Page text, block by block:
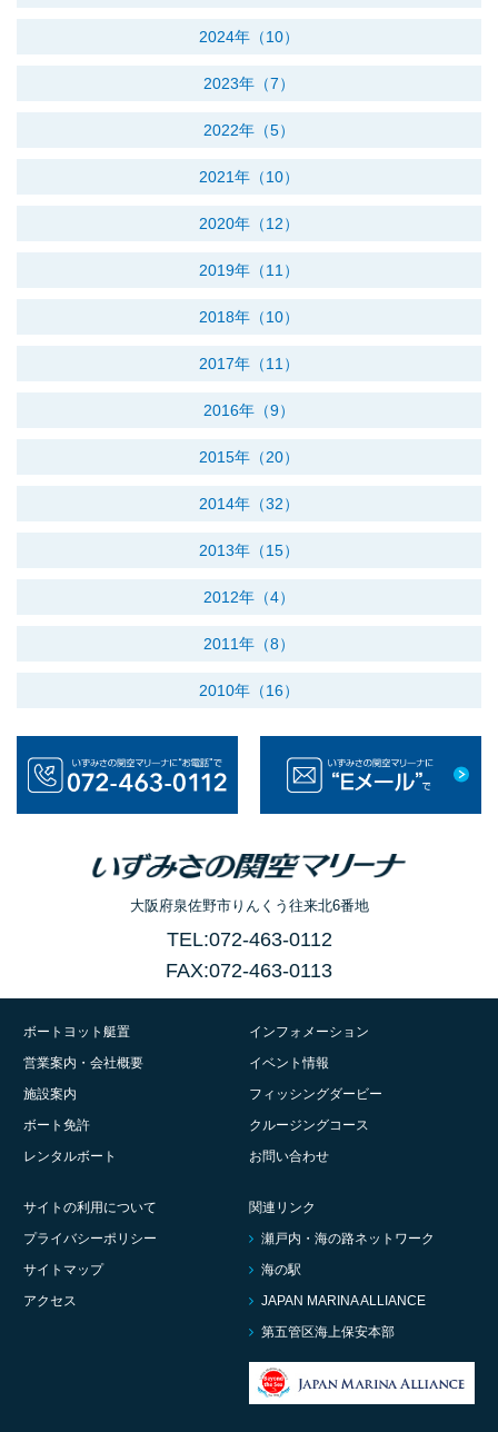
2024年（10）
2023年（7）
2022年（5）
2021年（10）
2020年（12）
2019年（11）
2018年（10）
2017年（11）
2016年（9）
2015年（20）
2014年（32）
2013年（15）
2012年（4）
2011年（8）
2010年（16）
大阪府泉佐野市りんくう往来北6番地
TEL:072-463-0112
FAX:072-463-0113
ボートヨット艇置
営業案内・会社概要
施設案内
ボート免許
レンタルボート
インフォメーション
イベント情報
フィッシングダービー
クルージングコース
お問い合わせ
サイトの利用について
プライバシーポリシー
サイトマップ
アクセス
関連リンク
瀬戸内・海の路ネットワーク
海の駅
JAPAN MARINA ALLIANCE
第五管区海上保安本部